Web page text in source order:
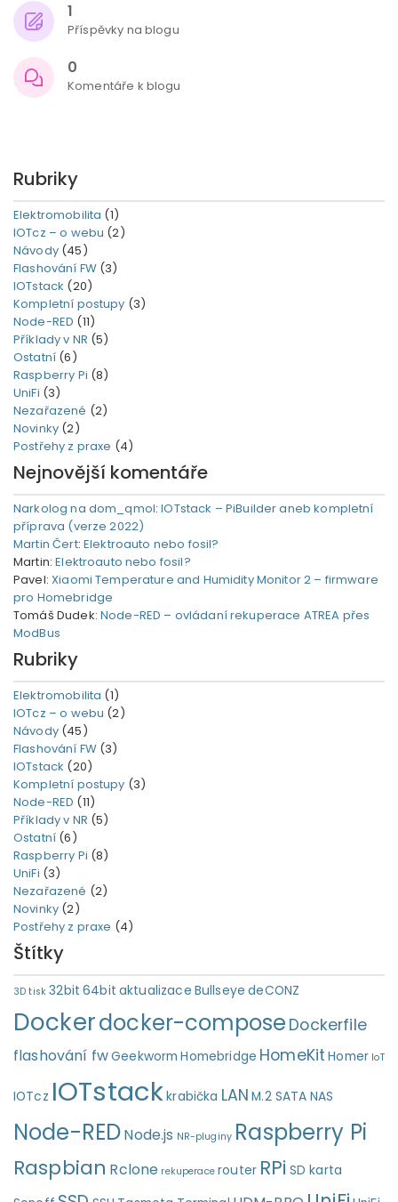
1
Příspěvky na blogu
0
Komentáře k blogu
Rubriky
Elektromobilita (1)
IOTcz – o webu (2)
Návody(45)
Flashování FW(3)
IOTstack (20)
Kompletní postupy (3)
Node-RED (11)
Příklady v NR (5)
Ostatní (6)
Raspberry Pi (8)
UniFi (3)
Nezařazené (2)
Novinky (2)
Postřehy z praxe (4)
Nejnovější komentáře
Narkolog na dom_qmol:IOTstack – PiBuilder aneb kompletní
příprava (verze 2022)
Martin Čert: Elektroauto nebo fosil?
Martin:Elektroauto nebo fosil?
Pavel:Xiaomi Temperature and Humidity Monitor 2 – firmware
pro Homebridge
Tomáš Dudek: Node-RED – ovládaní rekuperace ATREA přes
ModBus
Rubriky
Elektromobilita (1)
IOTcz – o webu (2)
Návody(45)
Flashování FW(3)
IOTstack (20)
Kompletní postupy (3)
Node-RED (11)
Příklady v NR (5)
Ostatní (6)
Raspberry Pi (8)
UniFi (3)
Nezařazené (2)
Novinky (2)
Postřehy z praxe (4)
Štítky
3D tisk 32bit 64bit aktualizace Bullseye deCONZ
Dockerdocker-compose Dockerfile
flashování fwGeekworm Homebridge HomeKit Homer IoT
IOTcz IOTstackkrabička LAN M.2 SATA NAS
Node-REDNode.js NR-pluginy Raspberry Pi
Raspbian Rclone rekuperace router RPi SD karta